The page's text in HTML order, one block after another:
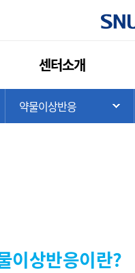
센터소개
주 메뉴 목록 열기
약물이상반응
이상반응이란?